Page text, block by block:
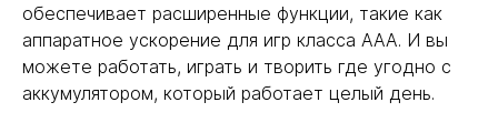
обеспечивает расширенные функции, такие как
аппаратное ускорение для игр класса AAA. И вы
можете работать, играть и творить где угодно с
аккумулятором, который работает целый день.